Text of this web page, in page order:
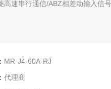
高速串行通信/ABZ相差动输入信
MR-J4-60A-RJ
代理商